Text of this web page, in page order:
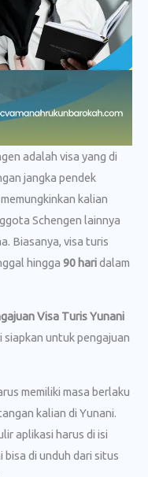
adalah visa yang di
jangka pendek
kalian
Schengen lainnya
Biasanya, visa turis
hingga 90 haridalam
Visa Turis Yunani
siapkan untuk pengajuan
memiliki masa berlaku
kalian di Yunani.
aplikasi harus di isi
bisa di unduh dari situs